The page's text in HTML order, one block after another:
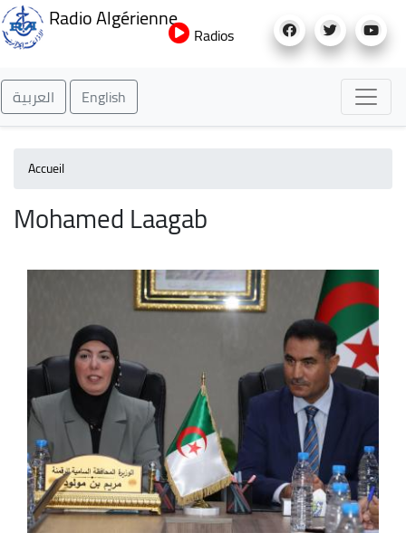
au
Radio Algérienne
Radios
العربية English
Accueil
Mohamed Laagab